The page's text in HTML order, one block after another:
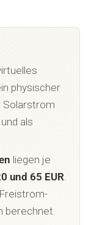
physischer
Solarstrom
als
liegen je
und 65 EUR.
berechnet.